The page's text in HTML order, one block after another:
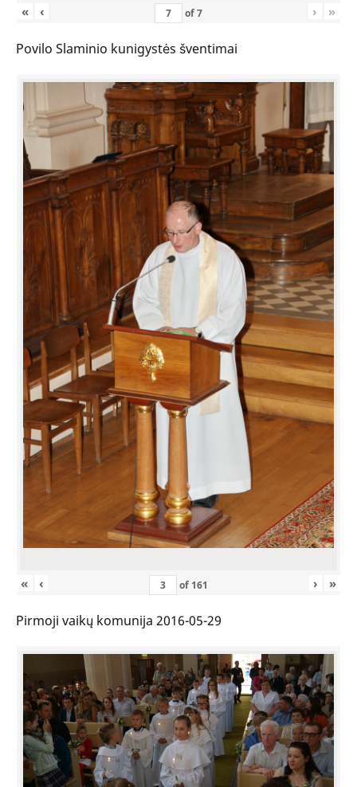
«
‹ of7 › »
Povilo Slaminio kunigystės šventimai
« ‹ of 161 › »
Pirmoji vaikų komunija 2016-05-29